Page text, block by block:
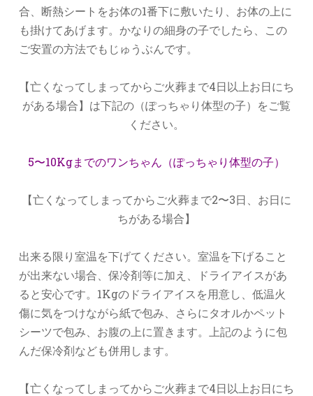
合、断熱シートをお体の1番下に敷いたり、お体の上に
も掛けてあげます。かなりの細身の子でしたら、この
ご安置の方法でもじゅうぶんです。
【亡くなってしまってからご火葬まで4日以上お日にち
がある場合】は下記の（ぽっちゃり体型の子）をご覧
ください。
5〜10Kgまでのワンちゃん（ぽっちゃり体型の子）
【亡くなってしまってからご火葬まで2〜3日、お日に
ちがある場合】
出来る限り室温を下げてください。室温を下げること
が出来ない場合、保冷剤等に加え、ドライアイスがあ
ると安心です。1Kgのドライアイスを用意し、低温火
傷に気をつけながら紙で包み、さらにタオルかペット
シーツで包み、お腹の上に置きます。上記のように包
んだ保冷剤なども併用します。
【亡くなってしまってからご火葬まで4日以上お日にち